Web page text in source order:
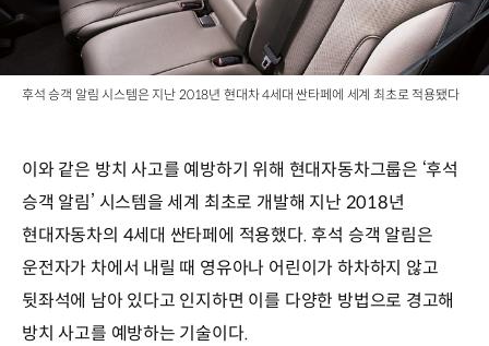
후석 승객 알림 시스템은 지난 2018년 현대차 4세대 싼타페에 세계 최초로 적용됐다
이와 같은 방치 사고를 예방하기 위해 현대자동차그룹은 ‘후석
승객 알림’ 시스템을 세계 최초로 개발해 지난 2018년
현대자동차의 4세대 싼타페에 적용했다. 후석 승객 알림은
운전자가 차에서 내릴 때 영유아나 어린이가 하차하지 않고
뒷좌석에 남아 있다고 인지하면 이를 다양한 방법으로 경고해
방치 사고를 예방하는 기술이다.